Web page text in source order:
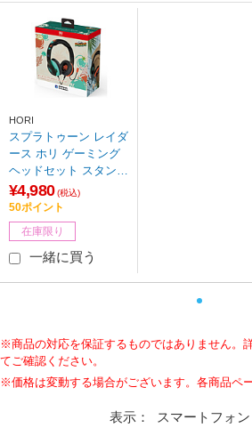
HORI
スプラトゥーン レイダ
ース ホリ ゲーミング
ヘッドセット スタンダ
ード for Nintendo Swit
ch 2
¥4,980 (税込)
50ポイント
在庫限り
一緒に買う
※商品の対応を保証するものではありません。
てご確認ください。
※価格は変動する場合がございます。各商品ペ
表示： スマートフォン